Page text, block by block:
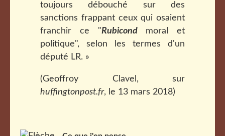
toujours débouché sur des
sanctions frappant ceux qui osaient
franchir ce "Rubicondmoral et
politique", selon les termes d'un
député LR. »
(Geoffroy Clavel, sur
huffingtonpost.fr, le 13 mars 2018)